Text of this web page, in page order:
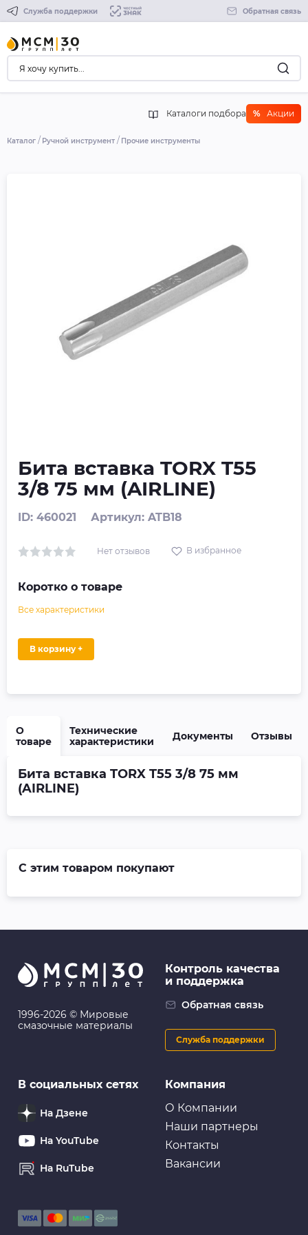
Служба поддержки Обратная связь
Каталоги подбора % Акции
Каталог Ручной инструмент Прочие инструменты
Бита вставка TORX T55
3/8 75 мм (AIRLINE)
ID: 460021 Артикул: ATB18
Нет отзывов В избранное
Коротко о товаре
Все характеристики
В корзину +
О
товаре
Технические
характеристики
Документы Отзывы
Бита вставка TORX T55 3/8 75 мм
(AIRLINE)
С этим товаром покупают
1996-2026 © Мировые
смазочные материалы
Компания
О Компании
Наши партнеры
Контакты
Вакансии
Контроль качества
и поддержка
Обратная связь
Служба поддержки
В социальных сетях
На Дзене
На YouTube
На RuTube